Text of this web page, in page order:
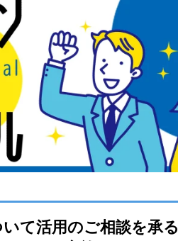
て活用のご相談を承る